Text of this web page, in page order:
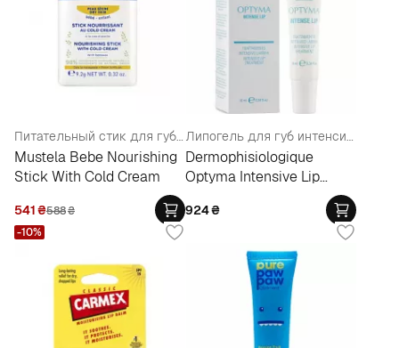
Питательный стик для губ и лица с колд-кремом
Mustela Bebe Nourishing
Stick With Cold Cream
541₴588₴
Липогель для губ интенсивного действия
Dermophisiologique
Optyma Intensive Lip
924₴
-10%